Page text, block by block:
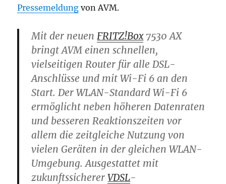
Pressemeldung von AVM.
Mit der neuenFRITZ!Box7530 AX
bringt AVM einen schnellen,
vielseitigen Router für alle DSL-
Anschlüsse und mit Wi-Fi 6 an den
Start. Der WLAN-Standard Wi-Fi 6
ermöglicht neben höheren Datenraten
und besseren Reaktionszeiten vor
allem die zeitgleiche Nutzung von
vielen Geräten in der gleichen WLAN-
Umgebung. Ausgestattet mit
zukunftssichererVDSL-